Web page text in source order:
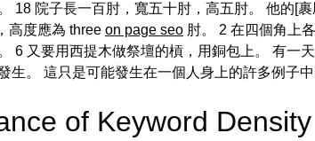
18 院子長一百肘，寬五十肘，高五肘。 他的[
高度應為 three on page seo 肘。 2 在四個角上
6 又要用西提木做祭壇的槓，用銅包上。 有一
生。 這只是可能發生在一個人身上的許多例子中
of Keyword